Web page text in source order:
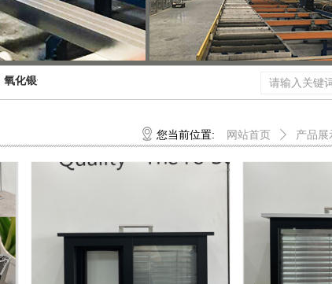
银色，砂纹灰，砂纹黑，平光白，澳洲红木转印，香槟电泳。
您当前位置: 网站首页 ꄲ 产品展